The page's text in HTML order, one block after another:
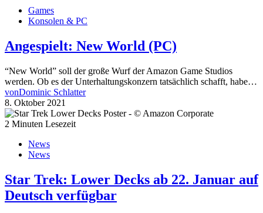
Games
Konsolen & PC
Angespielt: New World (PC)
“New World” soll der große Wurf der Amazon Game Studios
werden. Ob es der Unterhaltungskonzern tatsächlich schafft, habe…
vonDominic Schlatter
8. Oktober 2021
2 Minuten Lesezeit
News
News
Star Trek: Lower Decks ab 22. Januar auf
Deutsch verfügbar